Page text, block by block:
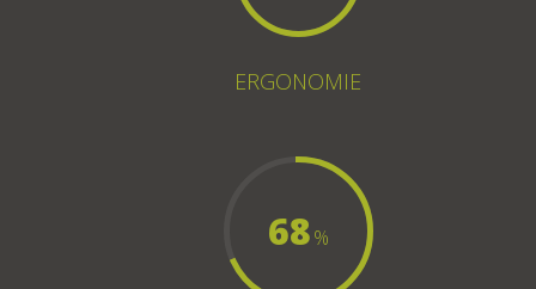
ERGONOMIE
68%